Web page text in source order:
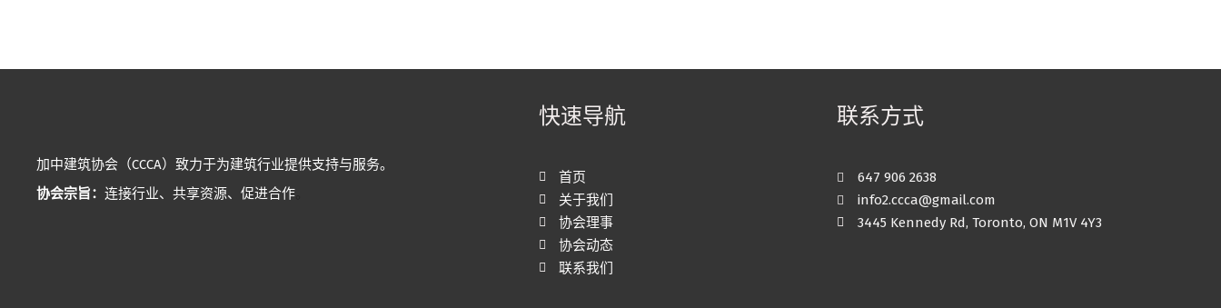
加中建筑协会（CCCA）致力于为建筑行业提供支持与服务。
协会宗旨： 连接行业、共享资源、促进合作
快速导航
首页
关于我们
协会理事
协会动态
联系我们
联系方式
647 906 2638
info2.ccca@gmail.com
3445 Kennedy Rd, Toronto, ON M1V 4Y3